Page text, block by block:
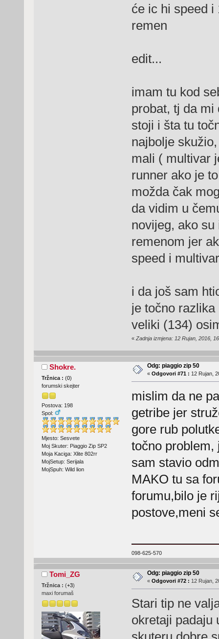
će ic hi speed i
remen
edit...
imam tu kod
probat, tj da mi
stoji i šta tu
najbolje
mali ( multivar
runner ako je
možda čak
da vidim u
novijeg, ako
remenom jer
speed i
i da još sam
je točno
veliki (134)
« Zadnja izmjena: 12 Rujan, 2016,
Shokre.
Tržnica : (0)
forumski skejter
Postova: 198
Spol:
Mjesto: Sesvete
Moj Skuter: Piaggio Zip SP2
Moja Kaciga: Xlite 802rr
MojSetup: Serijala
MojSpuh: Wild lion
Odg: piaggio zip 50
« Odgovori #71 : 12 Rujan,
mislim da ne
getribe jer
gore rub
točno problem,
sam stavio
MAKO tu sa
forumu,bilo je
postove,meni
098-625-570
Tomi_ZG
Tržnica : (+3)
maxi forumaš
Odg: piaggio zip 50
« Odgovori #72 : 12 Rujan,
Stari tip ne
okretaji padaju